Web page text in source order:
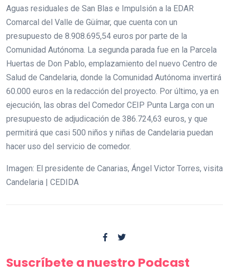
Aguas residuales de San Blas e Impulsión a la EDAR
Comarcal del Valle de Güímar, que cuenta con un
presupuesto de 8.908.695,54 euros por parte de la
Comunidad Autónoma. La segunda parada fue en la Parcela
Huertas de Don Pablo, emplazamiento del nuevo Centro de
Salud de Candelaria, donde la Comunidad Autónoma invertirá
60.000 euros en la redacción del proyecto. Por último, ya en
ejecución, las obras del Comedor CEIP Punta Larga con un
presupuesto de adjudicación de 386.724,63 euros, y que
permitirá que casi 500 niños y niñas de Candelaria puedan
hacer uso del servicio de comedor.
Imagen: El presidente de Canarias, Ángel Victor Torres, visita
Candelaria | CEDIDA
Suscríbete a nuestro Podcast